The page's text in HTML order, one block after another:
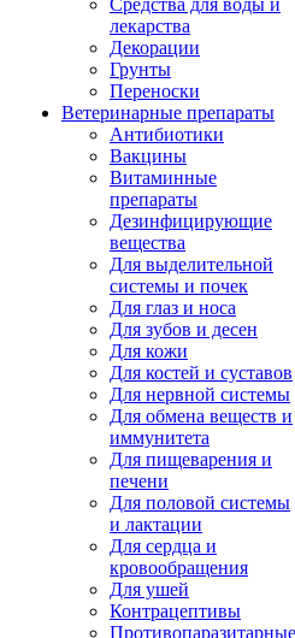
Средства для воды и
лекарства
Декорации
Грунты
Переноски
Ветеринарные препараты
Антибиотики
Вакцины
Витаминные
препараты
Дезинфицирующие
вещества
Для выделительной
системы и почек
Для глаз и носа
Для зубов и десен
Для кожи
Для костей и суставов
Для нервной системы
Для обмена веществ и
иммунитета
Для пищеварения и
печени
Для половой системы
и лактации
Для сердца и
кровообращения
Для ушей
Контрацептивы
Противопаразитарные